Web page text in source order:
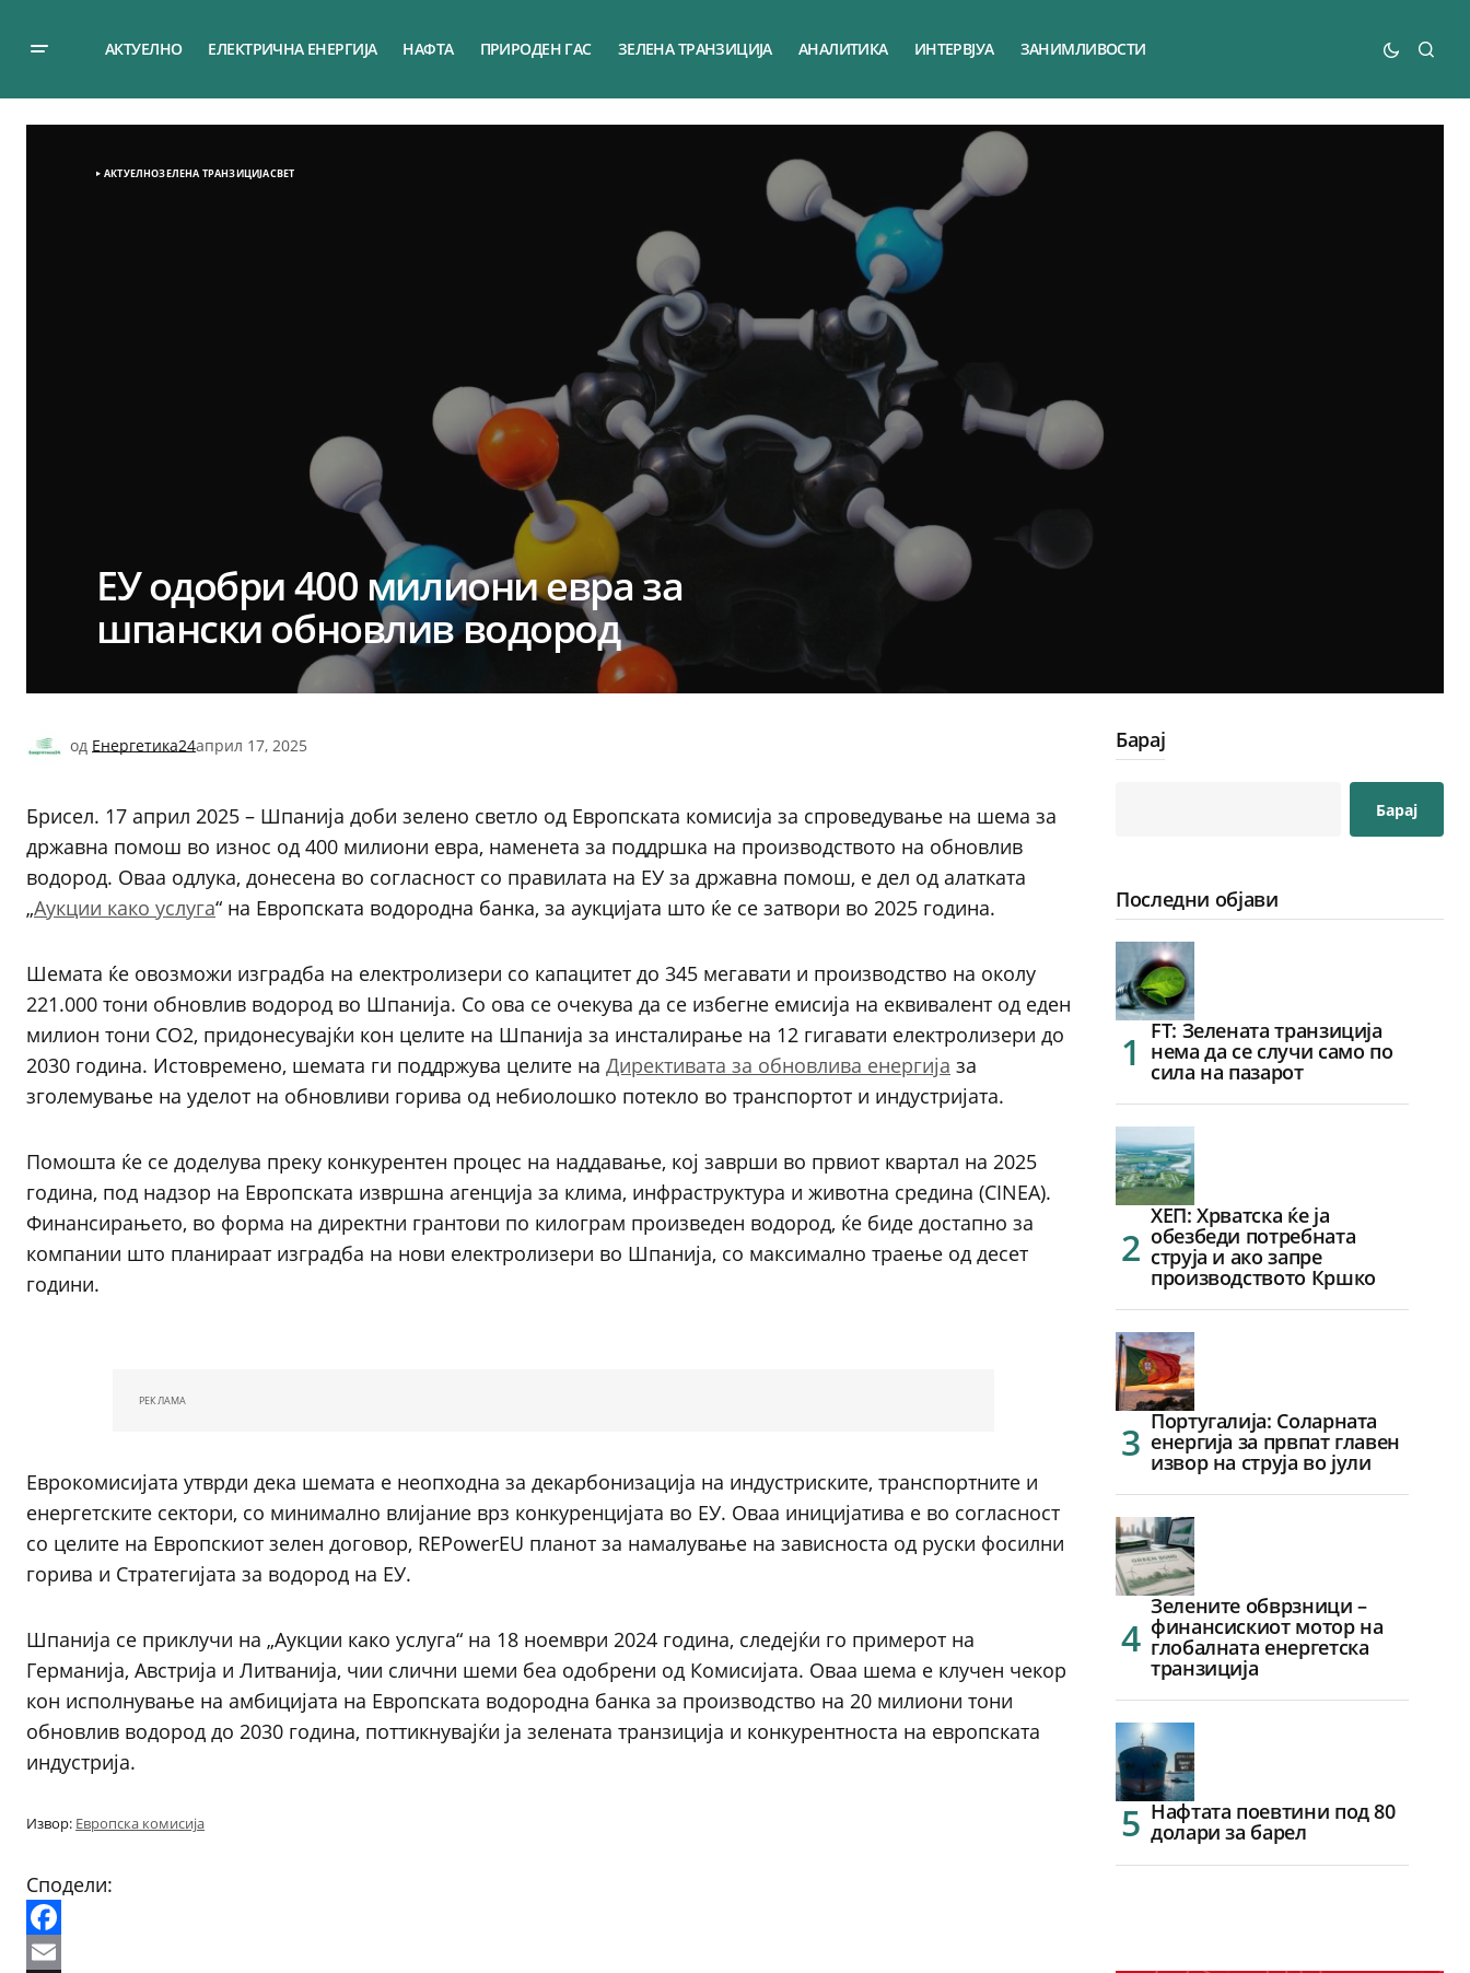
АКТУЕЛНО ЕЛЕКТРИЧНА ЕНЕРГИЈА НАФТА ПРИРОДЕН ГАС ЗЕЛЕНА ТРАНЗИЦИЈА АНАЛИТИКА ИНТЕРВЈУА ЗАНИМЛИВОСТИ
АКТУЕЛНОЗЕЛЕНА ТРАНЗИЦИЈАСВЕТ
ЕУ одобри 400 милиони евра за
шпански обновлив водород
од Енергетика24април 17, 2025
Брисел. 17 април 2025 – Шпанија доби зелено светло од Европската комисија за спроведување на шема за
државна помош во износ од 400 милиони евра, наменета за поддршка на производството на обновлив
водород. Оваа одлука, донесена во согласност со правилата на ЕУ за државна помош, е дел од алатката
„Аукции како услуга“ на Европската водородна банка, за аукцијата што ќе се затвори во 2025 година.
Шемата ќе овозможи изградба на електролизери со капацитет до 345 мегавати и производство на околу
221.000 тони обновлив водород во Шпанија. Со ова се очекува да се избегне емисија на еквивалент од еден
милион тони CO2, придонесувајќи кон целите на Шпанија за инсталирање на 12 гигавати електролизери до
2030 година. Истовремено, шемата ги поддржува целите на Директивата за обновлива енергија за
зголемување на уделот на обновливи горива од небиолошко потекло во транспортот и индустријата.
Помошта ќе се доделува преку конкурентен процес на наддавање, кој заврши во првиот квартал на 2025
година, под надзор на Европската извршна агенција за клима, инфраструктура и животна средина (CINEA).
Финансирањето, во форма на директни грантови по килограм произведен водород, ќе биде достапно за
компании што планираат изградба на нови електролизери во Шпанија, со максимално траење од десет
години.
РЕКЛАМА
Еврокомисијата утврди дека шемата е неопходна за декарбонизација на индустриските, транспортните и
енергетските сектори, со минимално влијание врз конкуренцијата во ЕУ. Оваа иницијатива е во согласност
со целите на Европскиот зелен договор, REPowerEU планот за намалување на зависноста од руски фосилни
горива и Стратегијата за водород на ЕУ.
Шпанија се приклучи на „Аукции како услуга“ на 18 ноември 2024 година, следејќи го примерот на
Германија, Австрија и Литванија, чии слични шеми беа одобрени од Комисијата. Оваа шема е клучен чекор
кон исполнување на амбицијата на Европската водородна банка за производство на 20 милиони тони
обновлив водород до 2030 година, поттикнувајќи ја зелената транзиција и конкурентноста на европската
индустрија.
Извор: Европска комисија
Сподели:
Facebook
Барај
Барај
Последни објави
FT: Зелената транзиција
нема да се случи само по
сила на пазарот
ХЕП: Хрватска ќе ја
обезбеди потребната
струја и ако запре
производството Кршко
Португалија: Соларната
енергија за првпат главен
извор на струја во јули
Зелените обврзници –
финансискиот мотор на
глобалната енергетска
транзиција
Нафтата поевтини под 80
долари за барел